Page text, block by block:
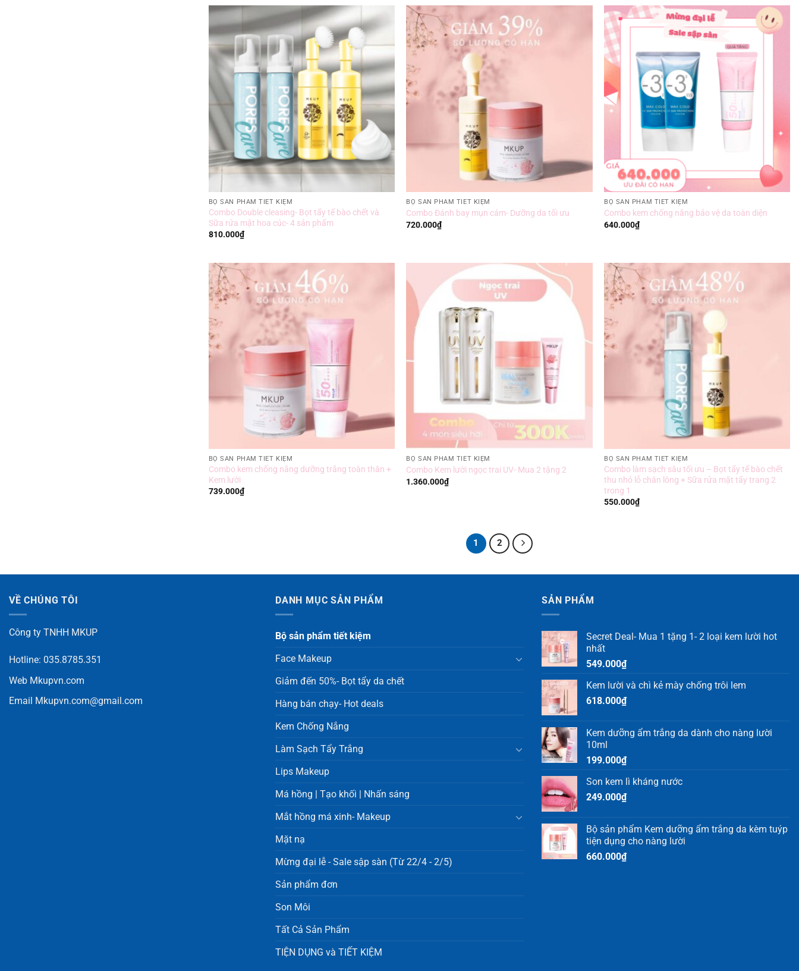
BỘ SẢN PHẨM TIẾT KIỆM
Combo Double cleasing- Bọt tẩy tế bào chết và
Sữa rửa mặt hoa cúc- 4 sản phẩm
810.000₫
BỘ SẢN PHẨM TIẾT KIỆM
Combo Đánh bay mụn cám- Dưỡng da tối ưu
720.000₫
BỘ SẢN PHẨM TIẾT KIỆM
Combo kem chống nắng bảo vệ da toàn diện
640.000₫
BỘ SẢN PHẨM TIẾT KIỆM
Combo kem chống nắng dưỡng trắng toàn thân +
Kem lười
739.000₫
BỘ SẢN PHẨM TIẾT KIỆM
Combo Kem lười ngọc trai UV- Mua 2 tặng 2
1.360.000₫
BỘ SẢN PHẨM TIẾT KIỆM
Combo làm sạch sâu tối ưu – Bọt tẩy tế bào chết
thu nhỏ lỗ chân lông + Sữa rửa mặt tẩy trang 2
trong 1
550.000₫
1 2
VỀ CHÚNG TÔI
Công ty TNHH MKUP
Hotline: 035.8785.351
Web Mkupvn.com
Email Mkupvn.com@gmail.com
DANH MỤC SẢN PHẨM
Bộ sản phẩm tiết kiệm
Face Makeup
Giảm đến 50%- Bọt tẩy da chết
Hàng bán chạy- Hot deals
Kem Chống Nắng
Làm Sạch Tẩy Trắng
Lips Makeup
Má hồng | Tạo khối | Nhấn sáng
Mắt hồng má xinh- Makeup
Mặt nạ
Mừng đại lễ - Sale sập sàn (Từ 22/4 - 2/5)
Sản phẩm đơn
Son Môi
Tất Cả Sản Phẩm
TIỆN DỤNG và TIẾT KIỆM
SẢN PHẨM
Secret Deal- Mua 1 tặng 1- 2 loại kem lười hot
nhất
549.000₫
Kem lười và chì kẻ mày chống trôi lem
618.000₫
Kem dưỡng ẩm trắng da dành cho nàng lười
10ml
199.000₫
Son kem lì kháng nước
249.000₫
Bộ sản phẩm Kem dưỡng ẩm trắng da kèm tuýp
tiện dụng cho nàng lười
660.000₫